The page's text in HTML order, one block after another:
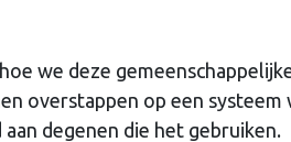
we deze
overstappen op een systeem
degenen die het gebruiken.